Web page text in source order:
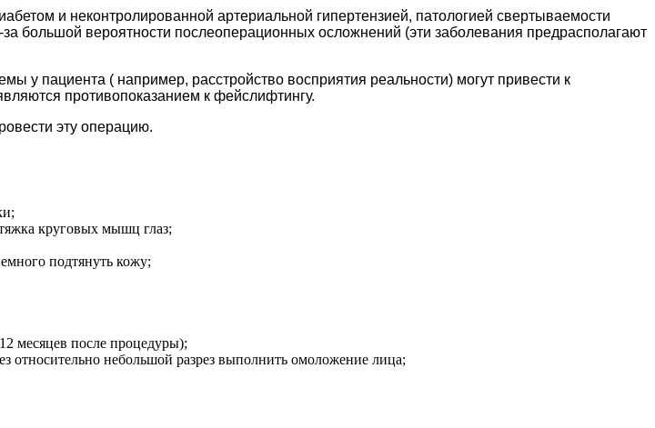
и неконтролированной артериальной гипертензией, патологией свертываемости
большой вероятности послеоперационных осложнений (эти заболевания предрасполагают
у пациента ( например, расстройство восприятия реальности) могут привести к
противопоказанием к фейслифтингу.
эту операцию.
круговых мышц глаз;
подтянуть кожу;
месяцев после процедуры);
относительно небольшой разрез выполнить омоложение лица;